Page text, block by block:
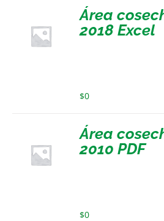
Área
2018 Excel
$0
Área
2010 PDF
$0